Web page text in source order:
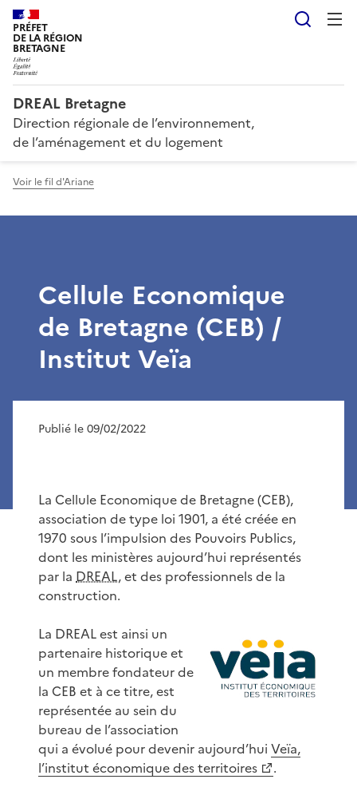
PRÉFET
DE LA RÉGION
BRETAGNE
DREAL Bretagne
Direction régionale de l’environnement,
de l’aménagement et du logement
Voir le fil d'Ariane
Cellule Economique
de Bretagne (CEB) /
Institut Veïa
Publié le 09/02/2022
La Cellule Economique de Bretagne (CEB),
association de type loi 1901, a été créée en
1970 sous l’impulsion des Pouvoirs Publics,
dont les ministères aujourd’hui représentés
par la DREAL, et des professionnels de la
construction.
La DREAL est ainsi un
partenaire historique et
un membre fondateur de
la CEB et à ce titre, est
représentée au sein du
bureau de l’association
qui a évolué pour devenir aujourd’hui Veïa,
l’institut économique des territoires
.